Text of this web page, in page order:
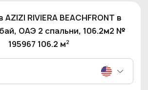
RIVIERA BEACHFRONT в
ОАЭ 2 спальни, 106.2м2 №
195967 106.2 м2